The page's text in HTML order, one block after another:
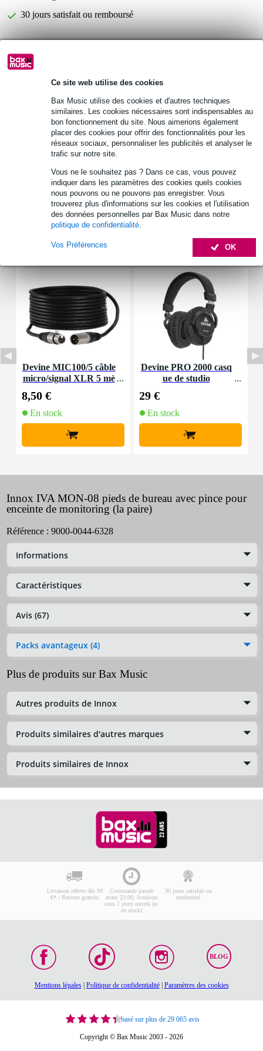
Ce site web utilise des cookies
Bax Music utilise des cookies et d'autres techniques
similaires. Les cookies nécessaires sont indispensables au
bon fonctionnement du site. Nous aimerions également
placer des cookies pour offrir des fonctionnalités pour les
réseaux sociaux, personnaliser les publicités et analyser le
trafic sur notre site.
Vous ne le souhaitez pas ? Dans ce cas, vous pouvez
indiquer dans les paramètres des cookies quels cookies
nous pouvons ou ne pouvons pas enregistrer. Vous
trouverez plus d'informations sur les cookies et l'utilisation
des données personnelles par Bax Music dans notre
politique de confidentialité.
OK
Vos Préférences
30 jours satisfait ou remboursé
Vous n'êtes pas sûr si le
avec pince pour enceinte de monitoring (la paire)
Informations
Innox IVA MON-08
pieds de bureau avec pince pour enceinte de monitoring (la paire)
dimensions plateau : 23 x 23 cm
Afficher toutes les caractéristiques du produit
Devine MIC100/5 câble
micro/signal XLR 5 mè
8,50 €
En stock
+
Devine PRO 2000 casq
ue de studio
29 €
En stock
+
Innox IVA MON-08 pieds de bureau avec pince pour
enceinte de monitoring (la paire)
Référence : 9000-0044-6328
Informations
Caractéristiques
Avis (67)
Packs avantageux (4)
Plus de produits sur Bax Music
Autres produits de Innox
Produits similaires d'autres marques
Produits similaires de Innox
Livraison offerte dès 99
€* / Retours gratuits
Commande passée
avant 23:00, livraison
sous 2 jours ouvrés (si
en stock)
30 jours satisfait ou
remboursé
BLOG
Mentions légales| Politique de confidentialité| Paramètres des cookies
basé sur plus de 29 065 avis
Copyright © Bax Music 2003 - 2026